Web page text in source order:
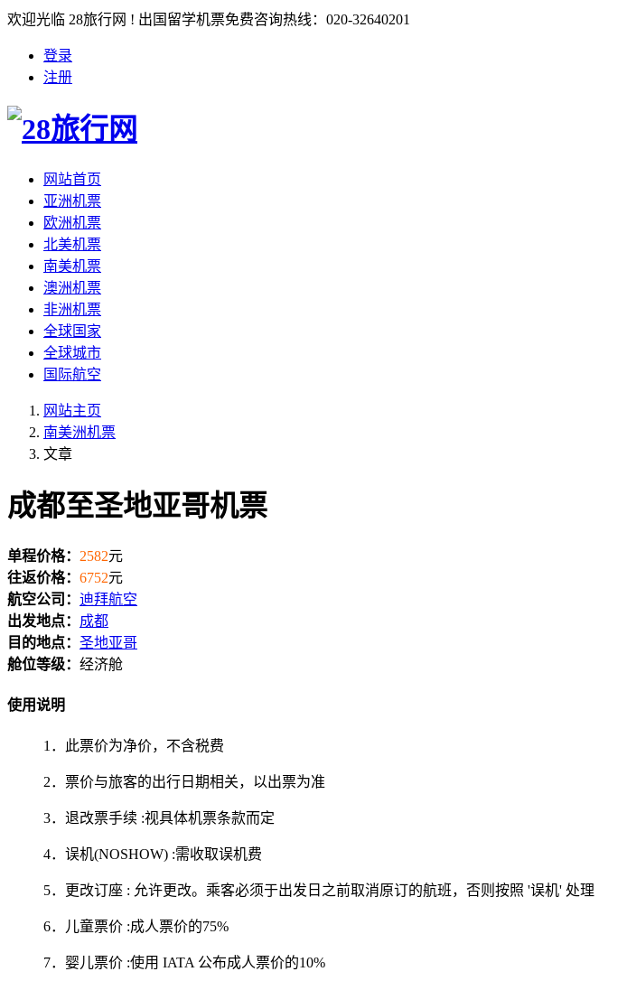
欢迎光临 28旅行网 ! 出国留学机票免费咨询热线：020-32640201
登录
注册
网站首页
亚洲机票
欧洲机票
北美机票
南美机票
澳洲机票
非洲机票
全球国家
全球城市
国际航空
网站主页
南美洲机票
文章
成都至圣地亚哥机票
单程价格： 2582元
往返价格： 6752元
航空公司： 迪拜航空
出发地点： 成都
目的地点： 圣地亚哥
舱位等级： 经济舱
使用说明
1．此票价为净价，不含税费
2．票价与旅客的出行日期相关，以出票为准
3．退改票手续 :视具体机票条款而定
4．误机(NOSHOW) :需收取误机费
5．更改订座 : 允许更改。乘客必须于出发日之前取消原订的航班，否则按照 '误机' 处理
6．儿童票价 :成人票价的75%
7．婴儿票价 :使用 IATA 公布成人票价的10%